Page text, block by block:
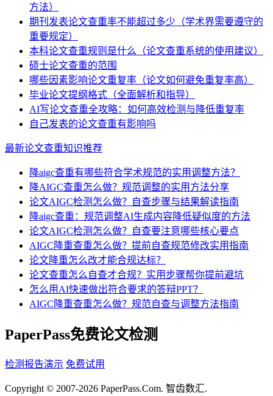
方法）
期刊发表论文查重率不能超过多少（学术界需要遵守的
重要规定）
本科论文查重规则是什么（论文查重系统的使用建议）
硕士论文查重的范围
哪些因素影响论文重复率（论文如何避免重复率高）
毕业论文提纲格式（全面解析和指导）
AI写论文查重全攻略：如何高效检测与降低重复率
自己发表的论文查重有影响吗
最新论文查重知识推荐
降aigc查重有哪些符合学术规范的实用调整方法？
降AIGC查重怎么做？规范调整的实用方法分享
论文AIGC检测怎么做？自查步骤与结果解读指南
降aigc查重：规范调整AI生成内容降低疑似度的方法
论文AIGC检测怎么做？自查要注意哪些核心要点
AIGC降重查重怎么做？提前自查规范修改实用指南
论文降重怎么改才能合规达标？
论文查重怎么自查才合规？实用步骤帮你提前避坑
怎么用AI快速做出符合要求的答辩PPT？
AIGC降重查重怎么做？规范自查与调整方法指南
PaperPass免费论文检测
检测报告演示 免费试用
Copyright © 2007-2026 PaperPass.Com. 智齿数汇.